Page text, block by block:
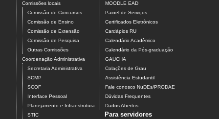
Comissões locais
Comissão de Concursos
Comissão de Ensino
Comissão de Extensão
Comissão de Pesquisa
Outras Comissões
Coordenação Administrativa
Secretaria Administrativa
SCMP
SCOF
Interface Pessoal
Planejamento e Infraestrutura
STIC
MOODLE EAD
Painel de Serviços
Certificados Eletrônicos
Cardápios RU
Calendário Acadêmico
Calendário da Pós-graduação
GAUCHA
Colações de Grau
Assistência Estudantil
Fale conosco NuDEs/PRODAE
Dúvidas Frequentes
Dados Abertos
Para servidores